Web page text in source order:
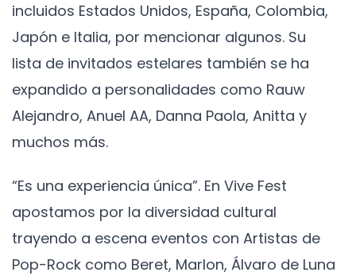
incluidos Estados Unidos, España, Colombia,
Japón e Italia, por mencionar algunos. Su
lista de invitados estelares también se ha
expandido a personalidades como Rauw
Alejandro, Anuel AA, Danna Paola, Anitta y
muchos más.
“Es una experiencia única”. En Vive Fest
apostamos por la diversidad cultural
trayendo a escena eventos con Artistas de
Pop-Rock como Beret, Marlon, Álvaro de Luna